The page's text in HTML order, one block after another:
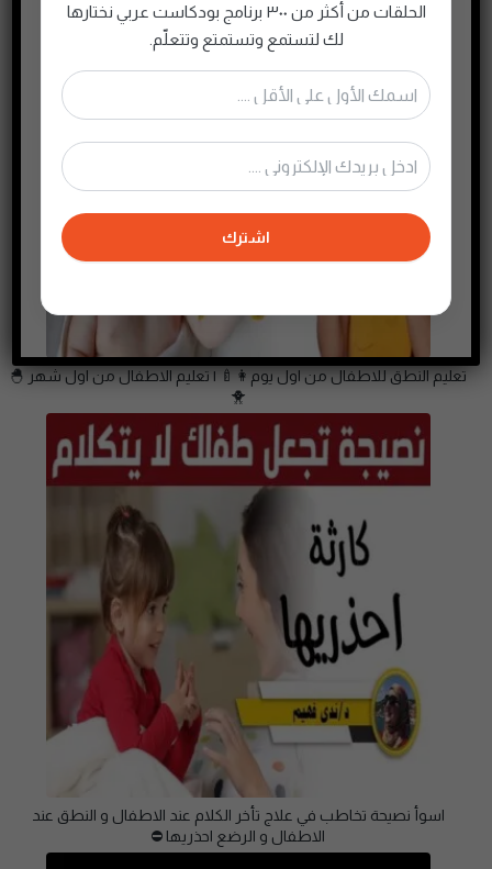
تعليم النطق للاطفال من اول يوم👩‍🍼 | تعليم الاطفال من اول شهر 🐣
🐥
اسوأ نصيحة تخاطب في علاج تأخر الكلام عند الاطفال و النطق عند
الاطفال و الرضع احذريها ⛔️
الحلقات من أكثر من ٣٠٠ برنامج بودكاست عربي نختارها
لك لتستمع وتستمتع وتتعلّم.
اشترك